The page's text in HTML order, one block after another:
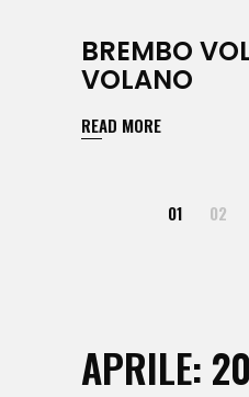
BREMBO
VOLANO
READ MORE
01 02
APRILE: